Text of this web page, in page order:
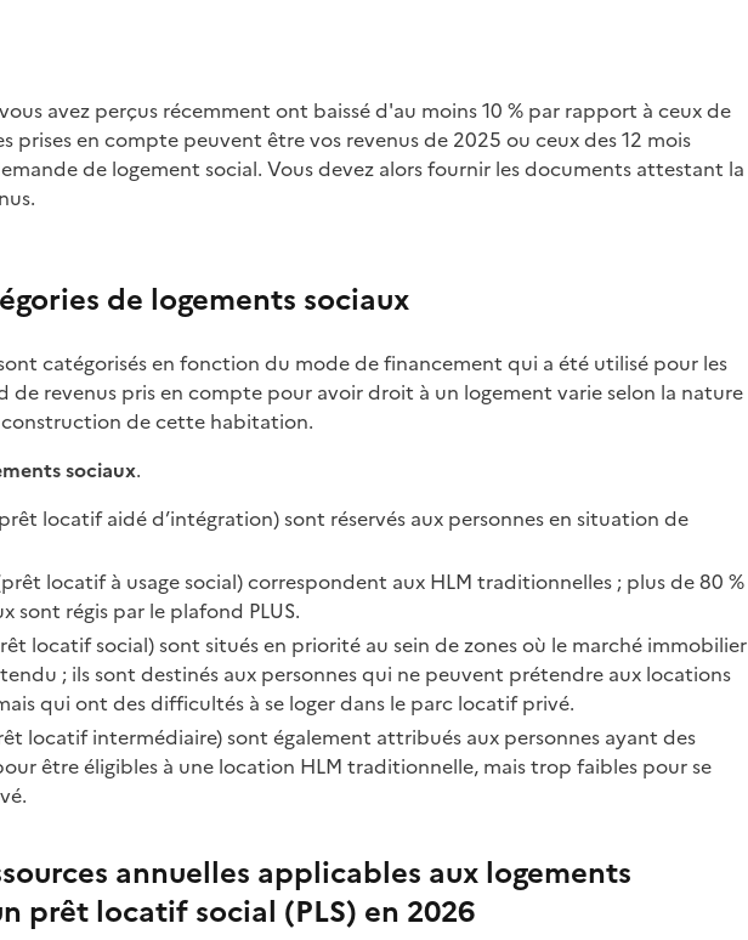
prises en compte peuvent être vos revenus de 2025 ou ceux des 12 mois
de logement social. Vous devez alors fournir les documents attestant la
de logements sociaux
catégorisés en fonction du mode de financement qui a été utilisé pour les
de revenus pris en compte pour avoir droit à un logement varie selon la nature
de cette habitation.
sociaux.
locatif aidé d’intégration) sont réservés aux personnes en situation de
locatif à usage social) correspondent aux HLM traditionnelles ; plus de 80 %
sont régis par le plafond PLUS.
locatif social) sont situés en priorité au sein de zones où le marché immobilier
; ils sont destinés aux personnes qui ne peuvent prétendre aux locations
qui ont des difficultés à se loger dans le parc locatif privé.
locatif intermédiaire) sont également attribués aux personnes ayant des
être éligibles à une location HLM traditionnelle, mais trop faibles pour se
annuelles applicables aux logements
prêt locatif social (PLS) en 2026